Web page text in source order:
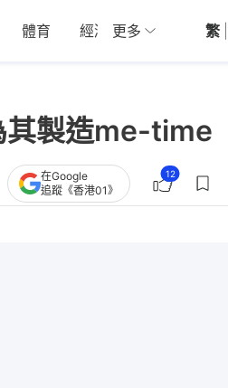
體育 經濟 01深圳
更多 繁
其製造me-time
在Google
追蹤《香港01》
12